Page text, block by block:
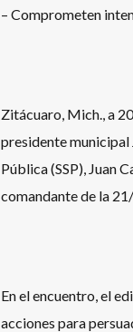
– Comprometen
Zitácuaro, Mich., a
presidente municipal
Pública (SSP), Juan
comandante de la
En el encuentro, el
acciones para